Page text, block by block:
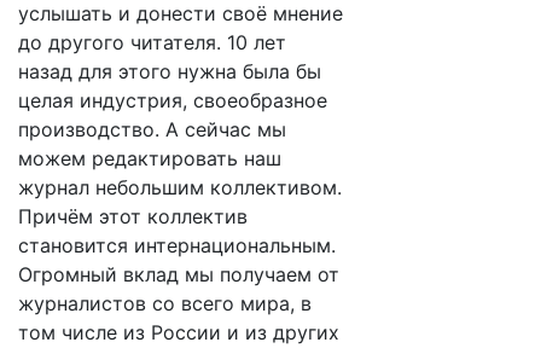
услышать и донести своё мнение
до другого читателя. 10 лет
назад для этого нужна была бы
целая индустрия, своеобразное
производство. А сейчас мы
можем редактировать наш
журнал небольшим коллективом.
Причём этот коллектив
становится интернациональным.
Огромный вклад мы получаем от
журналистов со всего мира, в
том числе из России и из других